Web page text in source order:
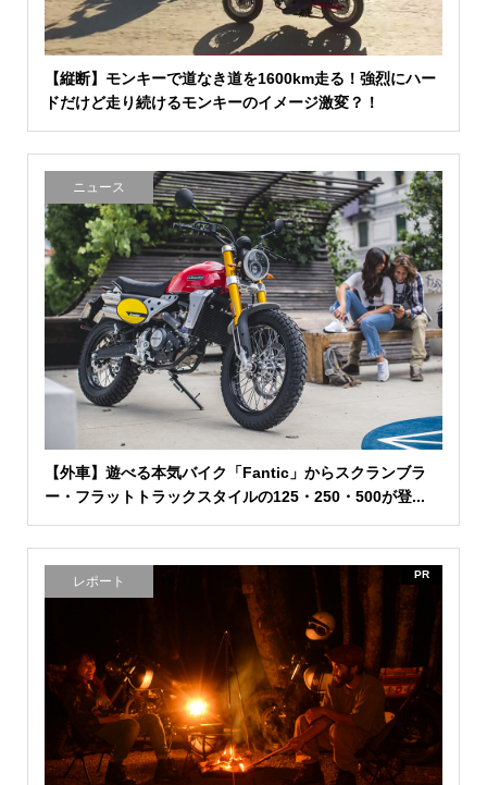
【縦断】モンキーで道なき道を1600km走る！強烈にハー
ドだけど走り続けるモンキーのイメージ激変？！
ニュース
【外車】遊べる本気バイク「Fantic」からスクランブラ
ー・フラットトラックスタイルの125・250・500が登...
レポート PR